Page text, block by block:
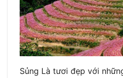
Sủng Là tươi đẹp với